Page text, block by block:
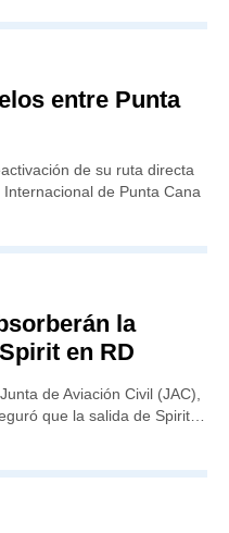
entre Punta
de su ruta directa
de Punta Cana
la
en RD
de Aviación Civil (JAC),
que la salida de Spirit…